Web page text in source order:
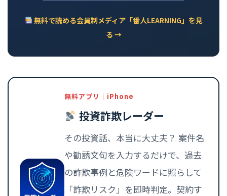
無料で読める会員制メディア「番人LEARNING」を見
る →
無料アプリ｜iPhone
投資詐欺レーダー
その投資話、本当に大丈夫？ 案件名
や勧誘文句を入力するだけで、過去
の詐欺事例と危険ワードに照らして
「詐欺リスク」を即時判定。契約す